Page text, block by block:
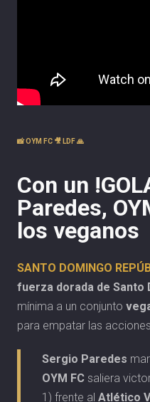
📸 OYM FC 🎥 LDF 🙏
Con un
Paredes,
los veganos
SANTO DOMINGO
fuerza dorada de Santo
mínima a un conjunto
para empatar las
Sergio Paredes
OYM FCsaliera
1) frente al Atlético